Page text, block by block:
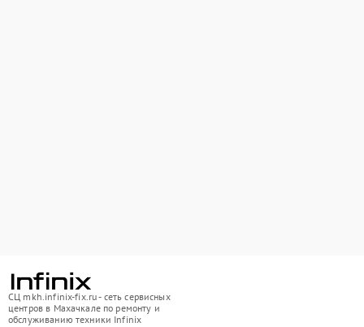
СЦ mkh.infinix-fix.ru - сеть сервисных
центров в Махачкале по ремонту и
обслуживанию техники Infinix